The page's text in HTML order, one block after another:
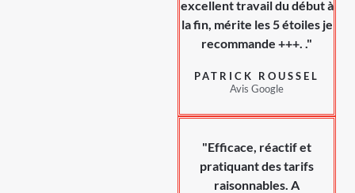
excellent travail du début à
la fin, mérite les 5 étoiles je
recommande +++. ."
PATRICK ROUSSEL
Avis Google
"Efficace, réactif et
pratiquant des tarifs
raisonnables. A